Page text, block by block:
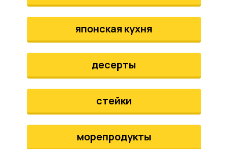
японская кухня
десерты
стейки
морепродукты